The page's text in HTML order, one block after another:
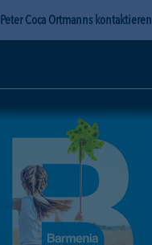
Peter Coca Ortmanns kontaktieren